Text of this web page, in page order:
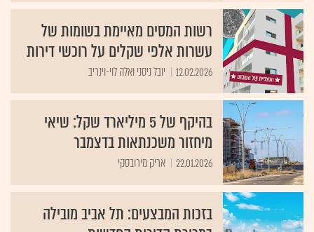
רשות המסים מאיימת בשומות של
עשרות אלפי שקלים על רוכשי דירות
12.02.2026 יובל ניסני ואלה לוי-וינריב
בהיקף של 5 מיליארד שקל: שיאי
מיחזור משכנתאות בדצמבר
22.01.2026 אריק מירובסקי
בזכות המבצעים: תל אביב מובילה